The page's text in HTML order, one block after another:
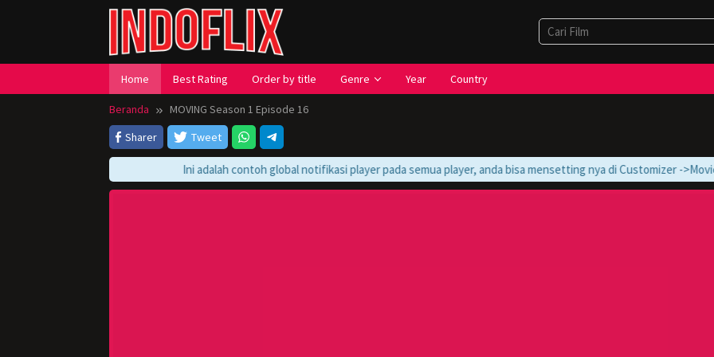
Home Best Rating Order by title Genre Year Country
Beranda
MOVING Season 1 Episode 16
Sharer
Tweet
Ini adalah contoh global notifikasi player pada semua player, anda bisa mensetting nya di Customizer ->Movie -